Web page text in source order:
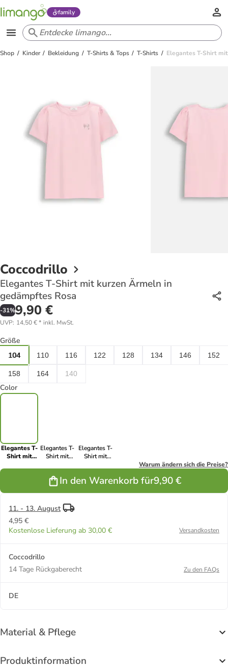
family
Shop Kinder Bekleidung T-Shirts & Tops T-Shirts Elegantes T-Shirt
Coccodrillo
Elegantes T-Shirt mit kurzen Ärmeln in
gedämpftes Rosa
-31%9,90 €
UVP: 14,50 €* inkl. MwSt.
Größe
104 110 116 122 128 134 146 152
158 164 140
Color
Elegantes T-
Shirt mit
Elegantes T-
Shirt mit
ecru
Elegantes T-
Shirt mit
zartgrün
Warum ändern sich die Preise?
In den Warenkorb für9,90 €
11. - 13. August
4,95 €
Kostenlose Lieferung ab 30,00 €
Versandkosten
Coccodrillo
14 Tage Rückgaberecht
Zu den FAQs
DE
Material & Pflege
Produktinformation